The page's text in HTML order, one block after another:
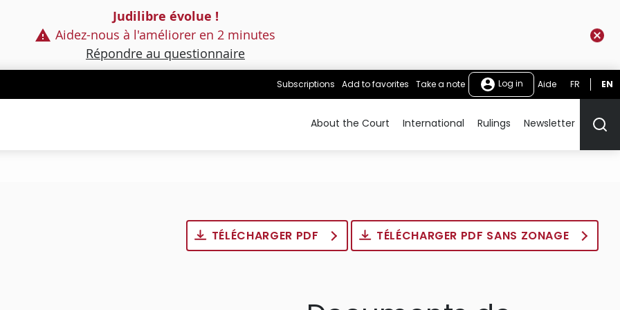
Judilibre évolue !
Aidez-nous à l'améliorer en 2 minutes
Répondre au questionnaire
Subscriptions Add to favorites Take a note Log in Aide FR EN
About the Court International Rulings Newsletter
TÉLÉCHARGER PDF TÉLÉCHARGER PDF SANS ZONAGE